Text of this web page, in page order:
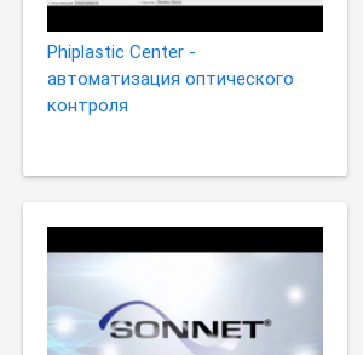
Phiplastic Center -
автоматизация оптического
контроля